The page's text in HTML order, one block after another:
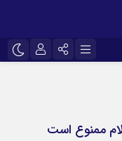
ممنوع است